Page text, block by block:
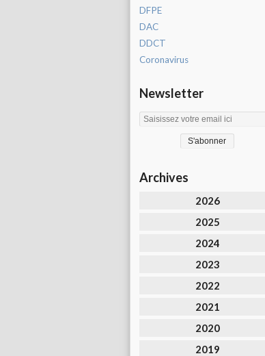
DFPE
DAC
DDCT
Coronavirus
Newsletter
Archives
2026
2025
2024
2023
2022
2021
2020
2019